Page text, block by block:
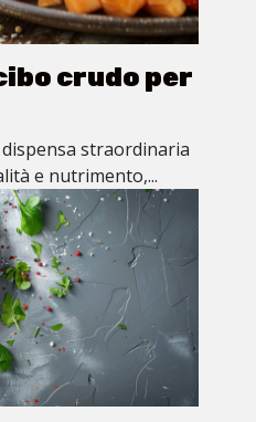
crudo per
straordinaria
e nutrimento,...